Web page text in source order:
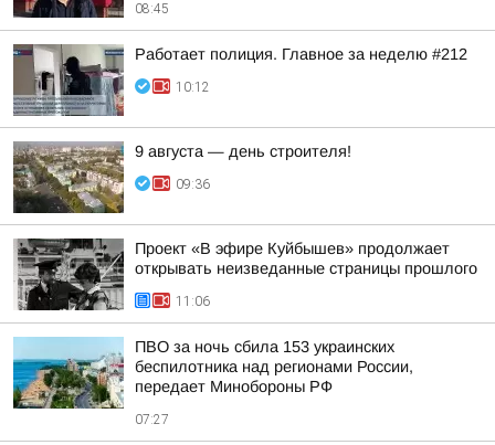
08:45
Работает полиция. Главное за неделю #212
10:12
9 августа — день строителя!
09:36
Проект «В эфире Куйбышев» продолжает
открывать неизведанные страницы прошлого
11:06
ПВО за ночь сбила 153 украинских
беспилотника над регионами России,
передает Минобороны РФ
07:27